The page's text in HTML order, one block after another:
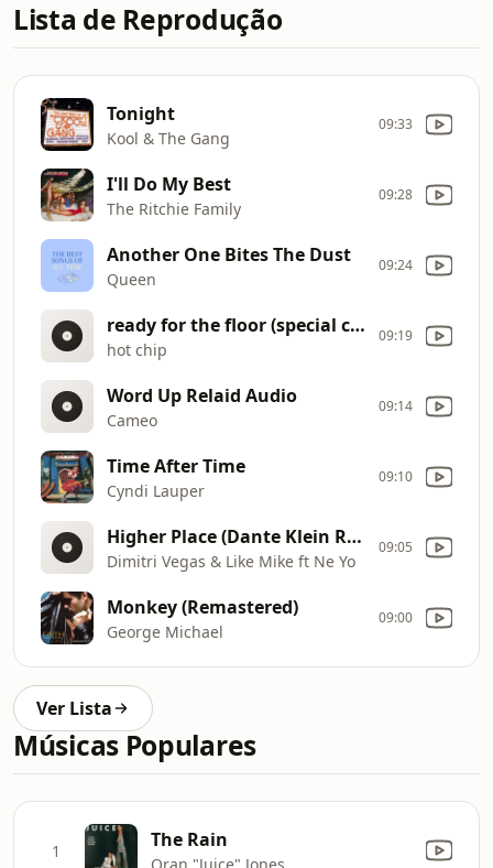
Lista de Reprodução
Tonight
Kool & The Gang
09:33
I'll Do My Best
The Ritchie Family
09:28
Another One Bites The Dust
Queen
09:24
ready for the floor (special club remix)
hot chip
09:19
Word Up Relaid Audio
Cameo
09:14
Time After Time
Cyndi Lauper
09:10
Higher Place (Dante Klein Remix)
Dimitri Vegas & Like Mike ft Ne Yo
09:05
Monkey (Remastered)
George Michael
09:00
Ver Lista
Músicas Populares
1 The Rain
Oran "Juice" Jones